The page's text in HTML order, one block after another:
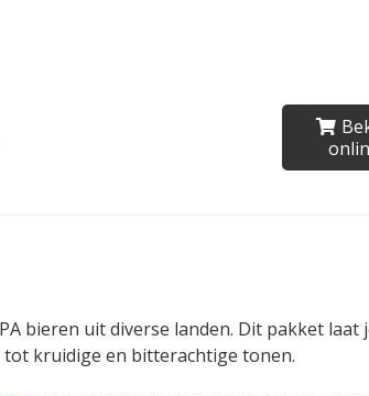
bieren uit diverse landen. Dit pakket laat
tot kruidige en bitterachtige tonen.